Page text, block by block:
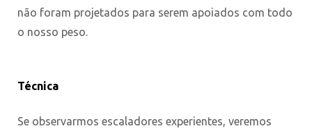
não foram projetados para serem apoiados com todo
o nosso peso.
Técnica
Se observarmos escaladores experientes, veremos